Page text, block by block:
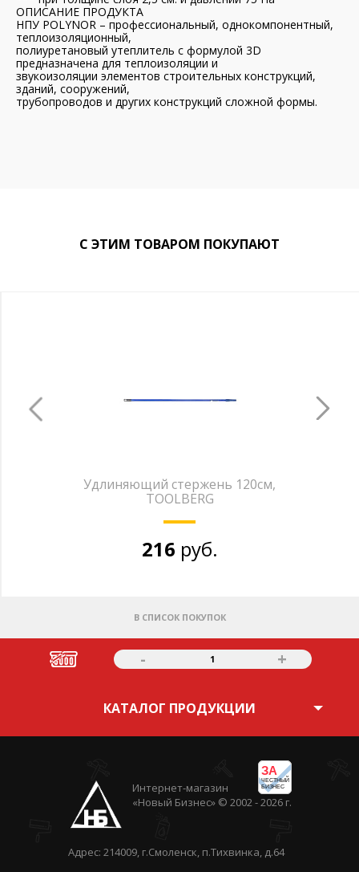
ОПИСАНИЕ ПРОДУКТА
НПУ POLYNOR – профессиональный, однокомпонентный,
теплоизоляционный,
полиуретановый утеплитель с формулой 3D
предназначена для теплоизоляции и
звукоизоляции элементов строительных конструкций,
зданий, сооружений,
трубопроводов и других конструкций сложной формы.
С ЭТИМ ТОВАРОМ ПОКУПАЮТ
Удлиняющий стержень 120см,
TOOLBERG
216 руб.
В СПИСОК ПОКУПОК
- 1 +
КАТАЛОГ ПРОДУКЦИИ
ЗА
ЧЕСТНЫЙ
БИЗНЕС
Интернет-магазин
«Новый Бизнес» © 2002 - 2026 г.
Адрес: 214009, г.Смоленск, п.Тихвинка, д.64